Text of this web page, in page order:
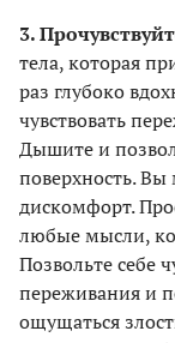
3.
тела, которая
раз глубоко
чувствовать
Дышите и
поверхность. Вы
дискомфорт.
любые мысли,
Позвольте себе
переживания и
ощущаться